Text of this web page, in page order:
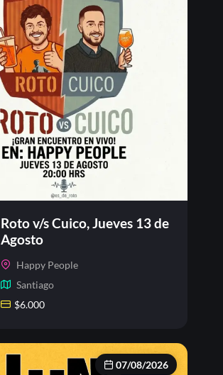
Roto v/s Cuico, Jueves 13 de
Agosto
Happy People
Santiago
$6.000
07/08/2026